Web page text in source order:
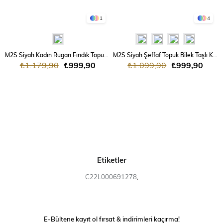
1
₺999,90
₺1.179,90
4
M2S Siyah Şeffaf Topuk Bilek Taşlı Kadın Şık Abiye Ayakkabı
₺999,90
₺1.099,90
Etiketler
C22L000691278,
E-Bültene kayıt ol fırsat & indirimleri kaçırma!